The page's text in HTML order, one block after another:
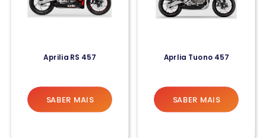
Aprilia RS 457
SABER MAIS
Aprlia Tuono 457
SABER MAIS